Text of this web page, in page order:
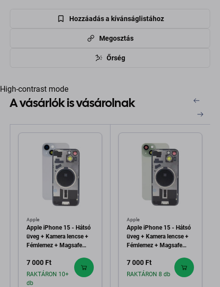
Hozzáadás a kívánságlistához
Megosztás
Őrség
High-contrast mode
A vásárlók is vásárolnak
Apple
Apple iPhone 15 - Hátsó
üveg + Kamera lencse +
Fémlemez + Magsafe
7 000 Ft
RAKTÁRON 10+
db
Apple
Apple iPhone 15 - Hátsó
üveg + Kamera lencse +
Fémlemez + Magsafe
7 000 Ft
RAKTÁRON 8 db